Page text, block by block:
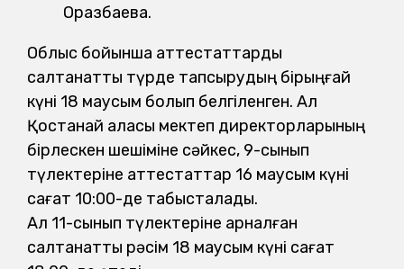
Оразбаева.
Облыс бойынша аттестаттарды
салтанатты түрде тапсырудың бірыңғай
күні 18 маусым болып белгіленген. Ал
Қостанай қаласы мектеп директорларының
бірлескен шешіміне сәйкес, 9-сынып
түлектеріне аттестаттар 16 маусым күні
сағат 10:00-де табысталады.
Ал 11-сынып түлектеріне арналған
салтанатты рәсім 18 маусым күні сағат